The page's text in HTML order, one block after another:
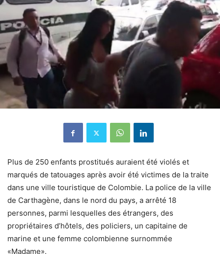
Plus de 250 enfants prostitués auraient été violés et
marqués de tatouages ​​après avoir été victimes de la traite
dans une ville touristique de Colombie. La police de la ville
de Carthagène, dans le nord du pays, a arrêté 18
personnes, parmi lesquelles des étrangers, des
propriétaires d’hôtels, des policiers, un capitaine de
marine et une femme colombienne surnommée
«Madame».